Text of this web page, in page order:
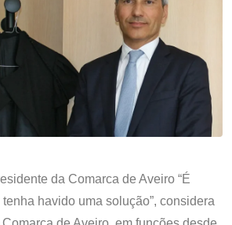
da Comarca de Aveiro “É
havido uma solução”, considera